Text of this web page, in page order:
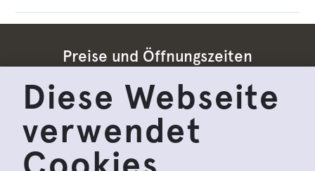
Diese Webseite
verwendet
Preise und Öffnungszeiten
Impressum
Datenschutzbestimmungen
Allgemeine Geschäftsbedingungen